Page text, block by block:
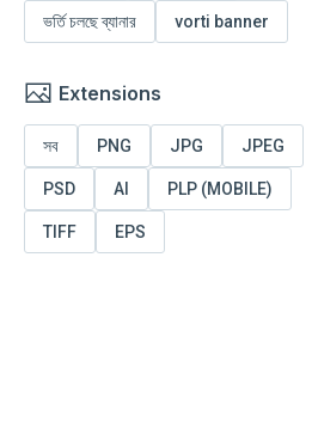
ভর্তি চলছে ব্যানার vorti banner
Extensions
সব PNG JPG JPEG
PSD AI PLP (MOBILE)
TIFF EPS